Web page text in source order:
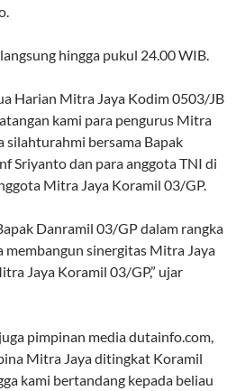
hingga pukul 24.00 WIB.
Harian Mitra Jaya Kodim 0503/JB
kami para pengurus Mitra
silahturahmi bersama Bapak
Sriyanto dan para anggota TNI di
Mitra Jaya Koramil 03/GP.
Danramil 03/GP dalam rangka
membangun sinergitas Mitra Jaya
Jaya Koramil 03/GP,” ujar
pimpinan media dutainfo.com,
Mitra Jaya ditingkat Koramil
kami bertandang kepada beliau